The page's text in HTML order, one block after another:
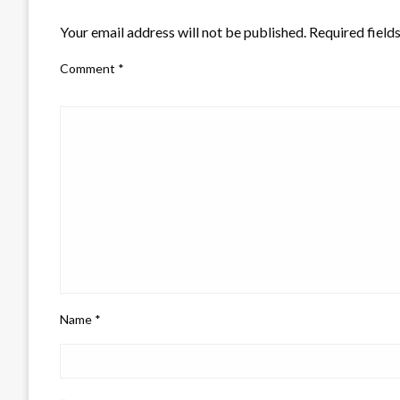
Your email address will not be published. Required
Comment *
Name *